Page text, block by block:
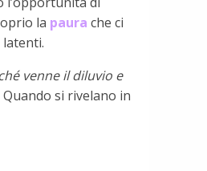
la paura che ci
venne il diluvio e
si rivelano in